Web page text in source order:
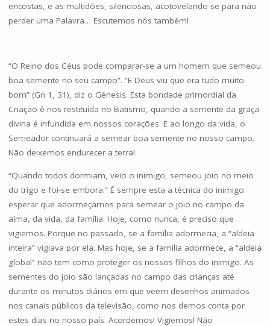
encostas, e as multidões, silenciosas, acotovelando-se para não
perder uma Palavra… Escutemos nós também!
“O Reino dos Céus pode comparar-se a um homem que semeou
boa semente no seu campo”. “E Deus viu que era tudo muito
bom” (Gn 1, 31), diz o Génesis. Esta bondade primordial da
Criação é-nos restituída no Batismo, quando a semente da graça
divina é infundida em nossos corações. E ao longo da vida, o
Semeador continuará a semear boa semente no nosso campo.
Não deixemos endurecer a terra!
“Quando todos dormiam, veio o inimigo, semeou joio no meio
do trigo e foi-se embora.” É sempre esta a técnica do inimigo:
esperar que adormeçamos para semear o joio no campo da
alma, da vida, da família. Hoje, como nunca, é preciso que
vigiemos. Porque no passado, se a família adormecia, a “aldeia
inteira” vigiava por ela. Mas hoje, se a família adormece, a “aldeia
global” não tem como proteger os nossos filhos do inimigo. As
sementes do joio são lançadas no campo das crianças até
durante os minutos diários em que veem desenhos animados
nos canais públicos da televisão, como nos demos conta por
estes dias no nosso país. Acordemos! Vigiemos! Não